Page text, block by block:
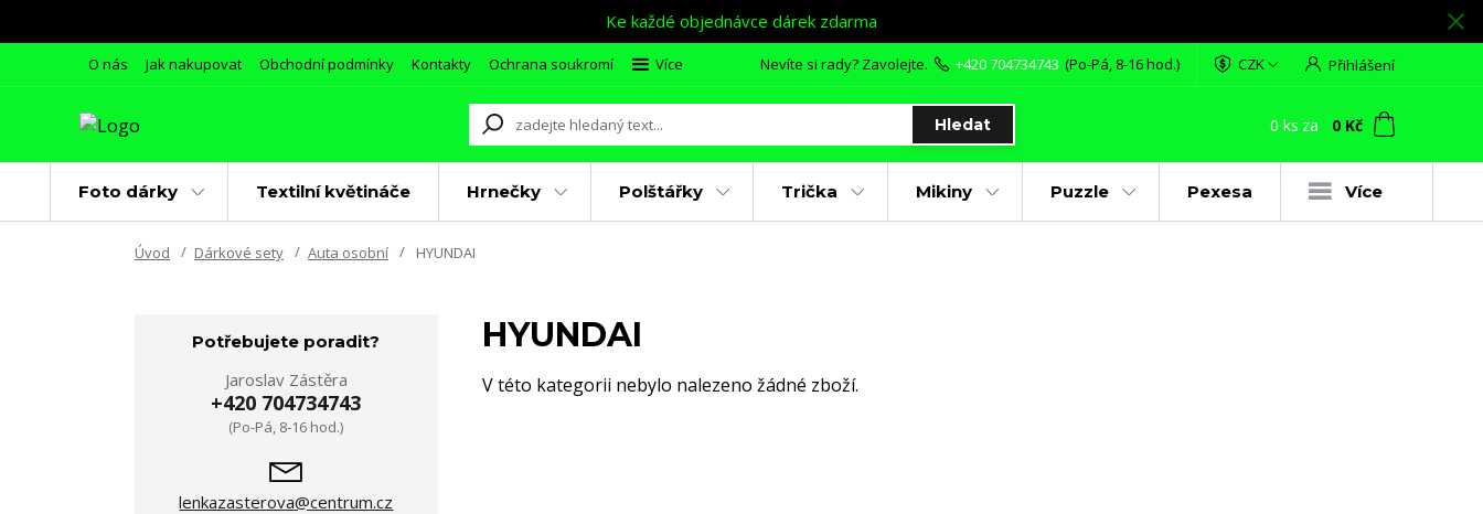
Ke každé objednávce dárek zdarma
O nás Jak nakupovat Obchodní podmínky Kontakty Ochrana soukromí Více CZK Přihlášení
Hledat
Nevíte si rady? Zavolejte. +420 704734743 (Po-Pá, 8-16 hod.)
0 ks za 0 Kč
Foto dárky Textilní květináče Hrnečky Polštářky Trička Mikiny Puzzle Pexesa Více
Úvod Dárkové sety Auta osobní HYUNDAI
HYUNDAI
V této kategorii nebylo nalezeno žádné zboží.
Potřebujete poradit?
Jaroslav Zástěra
+420 704734743
(Po-Pá, 8-16 hod.)
lenkazasterova@centrum.cz